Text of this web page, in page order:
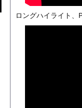
お知らせ
【動画】両方馬鹿（笑
ロングハイライト